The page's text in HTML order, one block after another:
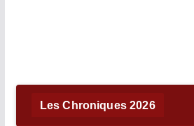
Les Chroniques 2026